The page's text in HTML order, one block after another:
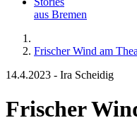
aus Bremen
Frischer Wind am
14.4.2023 - Ira Scheidig
Frischer